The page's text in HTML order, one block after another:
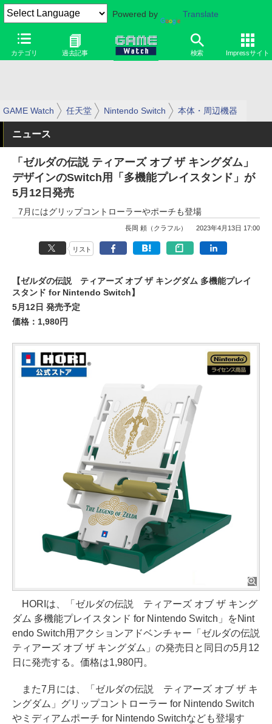
Powered by Translate
カテゴリ 過去記事 検索 Impressサイト
GAME Watch 任天堂 Nintendo Switch 本体・周辺機器
ニュース
「ゼルダの伝説 ティアーズ オブ ザ キングダム」
デザインのSwitch用「多機能プレイスタンド」が
5月12日発売
7月にはグリップコントローラーやポーチも登場
長岡 頼（クラフル） 2023年4月13日 17:00
リスト
【ゼルダの伝説 ティアーズ オブ ザ キングダム 多機能プレイ
スタンド for Nintendo Switch】
5月12日 発売予定
価格：1,980円
HORIは、「ゼルダの伝説 ティアーズ オブ ザ キング
ダム 多機能プレイスタンド for Nintendo Switch」をNint
endo Switch用アクションアドベンチャー「ゼルダの伝説
ティアーズ オブ ザ キングダム」の発売日と同日の5月12
日に発売する。価格は1,980円。
また7月には、「ゼルダの伝説 ティアーズ オブ ザ キ
ングダム」グリップコントローラー for Nintendo Switch
やミディアムポーチ for Nintendo Switchなども登場す